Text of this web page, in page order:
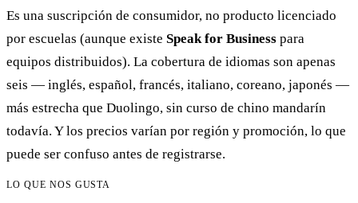
Es una suscripción de consumidor, no producto licenciado
por escuelas (aunque existe Speak for Business para
equipos distribuidos). La cobertura de idiomas son apenas
seis — inglés, español, francés, italiano, coreano, japonés —
más estrecha que Duolingo, sin curso de chino mandarín
todavía. Y los precios varían por región y promoción, lo que
puede ser confuso antes de registrarse.
LO QUE NOS GUSTA